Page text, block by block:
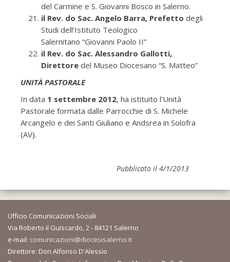
del Carmine e S. Giovanni Bosco in Salerno.
il Rev. do Sac. Angelo Barra, Prefetto degli
Studi dell’Istituto Teologico
Salernitano “Giovanni Paolo II”
il Rev. do Sac. Alessandro Gallotti,
Direttore del Museo Diocesano “S. Matteo”
UNITÀ PASTORALE
In data 1 settembre 2012, ha istituito l’Unità
Pastorale formata dalle Parrocchie di S. Michele
Arcangelo e dei Santi Giuliano e Andsrea in Solofra
(AV).
Pubblicato il 4/1/2013
Ufficio Comunicazioni Sociali
Via Roberto il Guiscardo, 2 - 84121 Salerno
e-mail: comunicazioni@diocesisalerno.it
Direttore: Don Alfonso D'Alessio